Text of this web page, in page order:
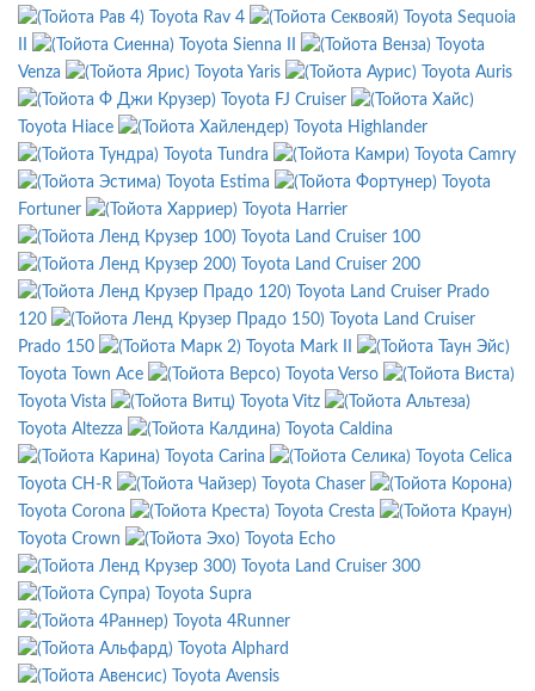
Toyota Rav 4
Toyota Sequoia
Toyota Sienna II
Toyota
Venza
Toyota Yaris
Toyota Auris
Toyota FJ Cruiser
Toyota Hiace
Toyota Highlander
Toyota Tundra
Toyota Camry
Toyota Estima
Toyota
Fortuner
Toyota Harrier
Toyota Land Cruiser 100
Toyota Land Cruiser 200
Toyota Land Cruiser Prado
120
Toyota Land Cruiser
Prado 150
Toyota Mark II
Toyota Town Ace
Toyota Verso
Toyota Vista
Toyota Vitz
Toyota Altezza
Toyota Caldina
Toyota Carina
Toyota Celica
Toyota CH-R
Toyota Chaser
Toyota Corona
Toyota Cresta
Toyota Crown
Toyota Echo
Toyota Land Cruiser 300
Toyota Supra
Toyota 4Runner
Toyota Alphard
Toyota Avensis